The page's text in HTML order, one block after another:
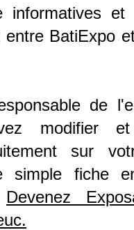
informatives et
BatiExpo
de
modifier
sur
simple fiche
Devenez